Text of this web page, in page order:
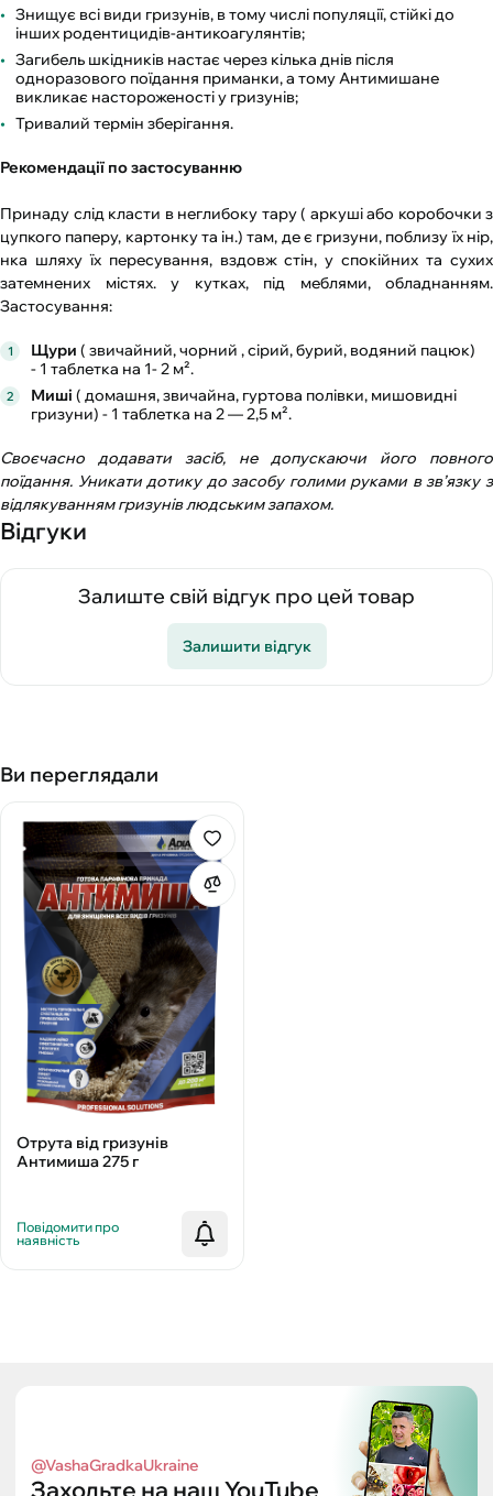
Знищує всі види гризунів, в тому числі популяції, стійкі до
інших родентицидів-антикоагулянтів;
Загибель шкідників настає через кілька днів після
одноразового поїдання приманки, а тому Антимишане
викликає настороженості у гризунів;
Тривалий термін зберігання.
Рекомендації по застосуванню
Принаду слід класти в неглибоку тару ( аркуші або коробочки з
цупкого паперу, картонку та ін.) там, де є гризуни, поблизу їх нір,
нка шляху їх пересування, вздовж стін, у спокійних та сухих
затемнених містях. у кутках, під меблями, обладнанням.
Застосування:
Щури ( звичайний, чорний , сірий, бурий, водяний пацюк)
- 1 таблетка на 1- 2 м².
Миші ( домашня, звичайна, гуртова полівки, мишовидні
гризуни) - 1 таблетка на 2 — 2,5 м².
Своєчасно додавати засіб, не допускаючи його повного
поїдання. Уникати дотику до засобу голими руками в зв’язку з
відлякуванням гризунів людським запахом.
Відгуки
Залиште свій відгук про цей товар
Залишити відгук
Ви переглядали
Отрута від гризунів
Антимиша 275 г
Повідомити про
наявність
@VashaGradkaUkraine
Заходьте на наш YouTube